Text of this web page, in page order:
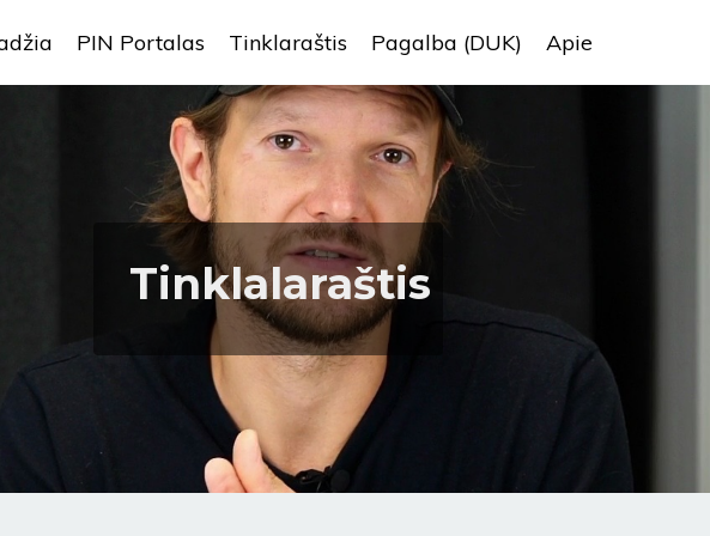
PIN Portalas Tinklaraštis Pagalba (DUK) Apie
Tinklalaraštis